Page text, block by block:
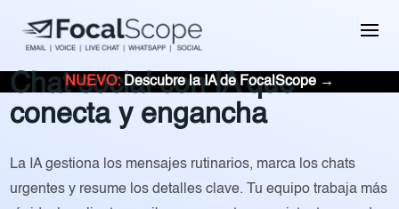
Chat social con IA que
conecta y engancha
La IA gestiona los mensajes rutinarios, marca los chats
urgentes y resume los detalles clave. Tu equipo trabaja más
NUEVO:Descubre la IA de FocalScope →